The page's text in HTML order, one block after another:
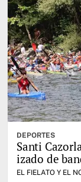
DEPORTES
Santi
izado de
EL FIELATO Y EL